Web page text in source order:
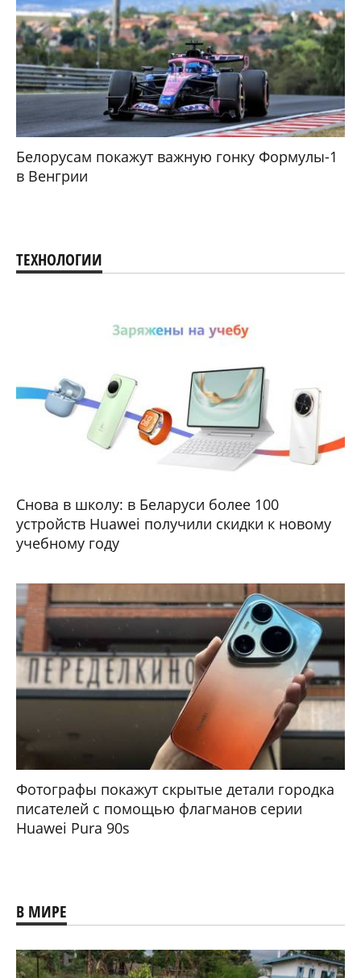
Белорусам покажут важную гонку Формулы-1
в Венгрии
ТЕХНОЛОГИИ
Снова в школу: в Беларуси более 100
устройств Huawei получили скидки к новому
учебному году
Фотографы покажут скрытые детали городка
писателей с помощью флагманов серии
Huawei Pura 90s
В МИРЕ